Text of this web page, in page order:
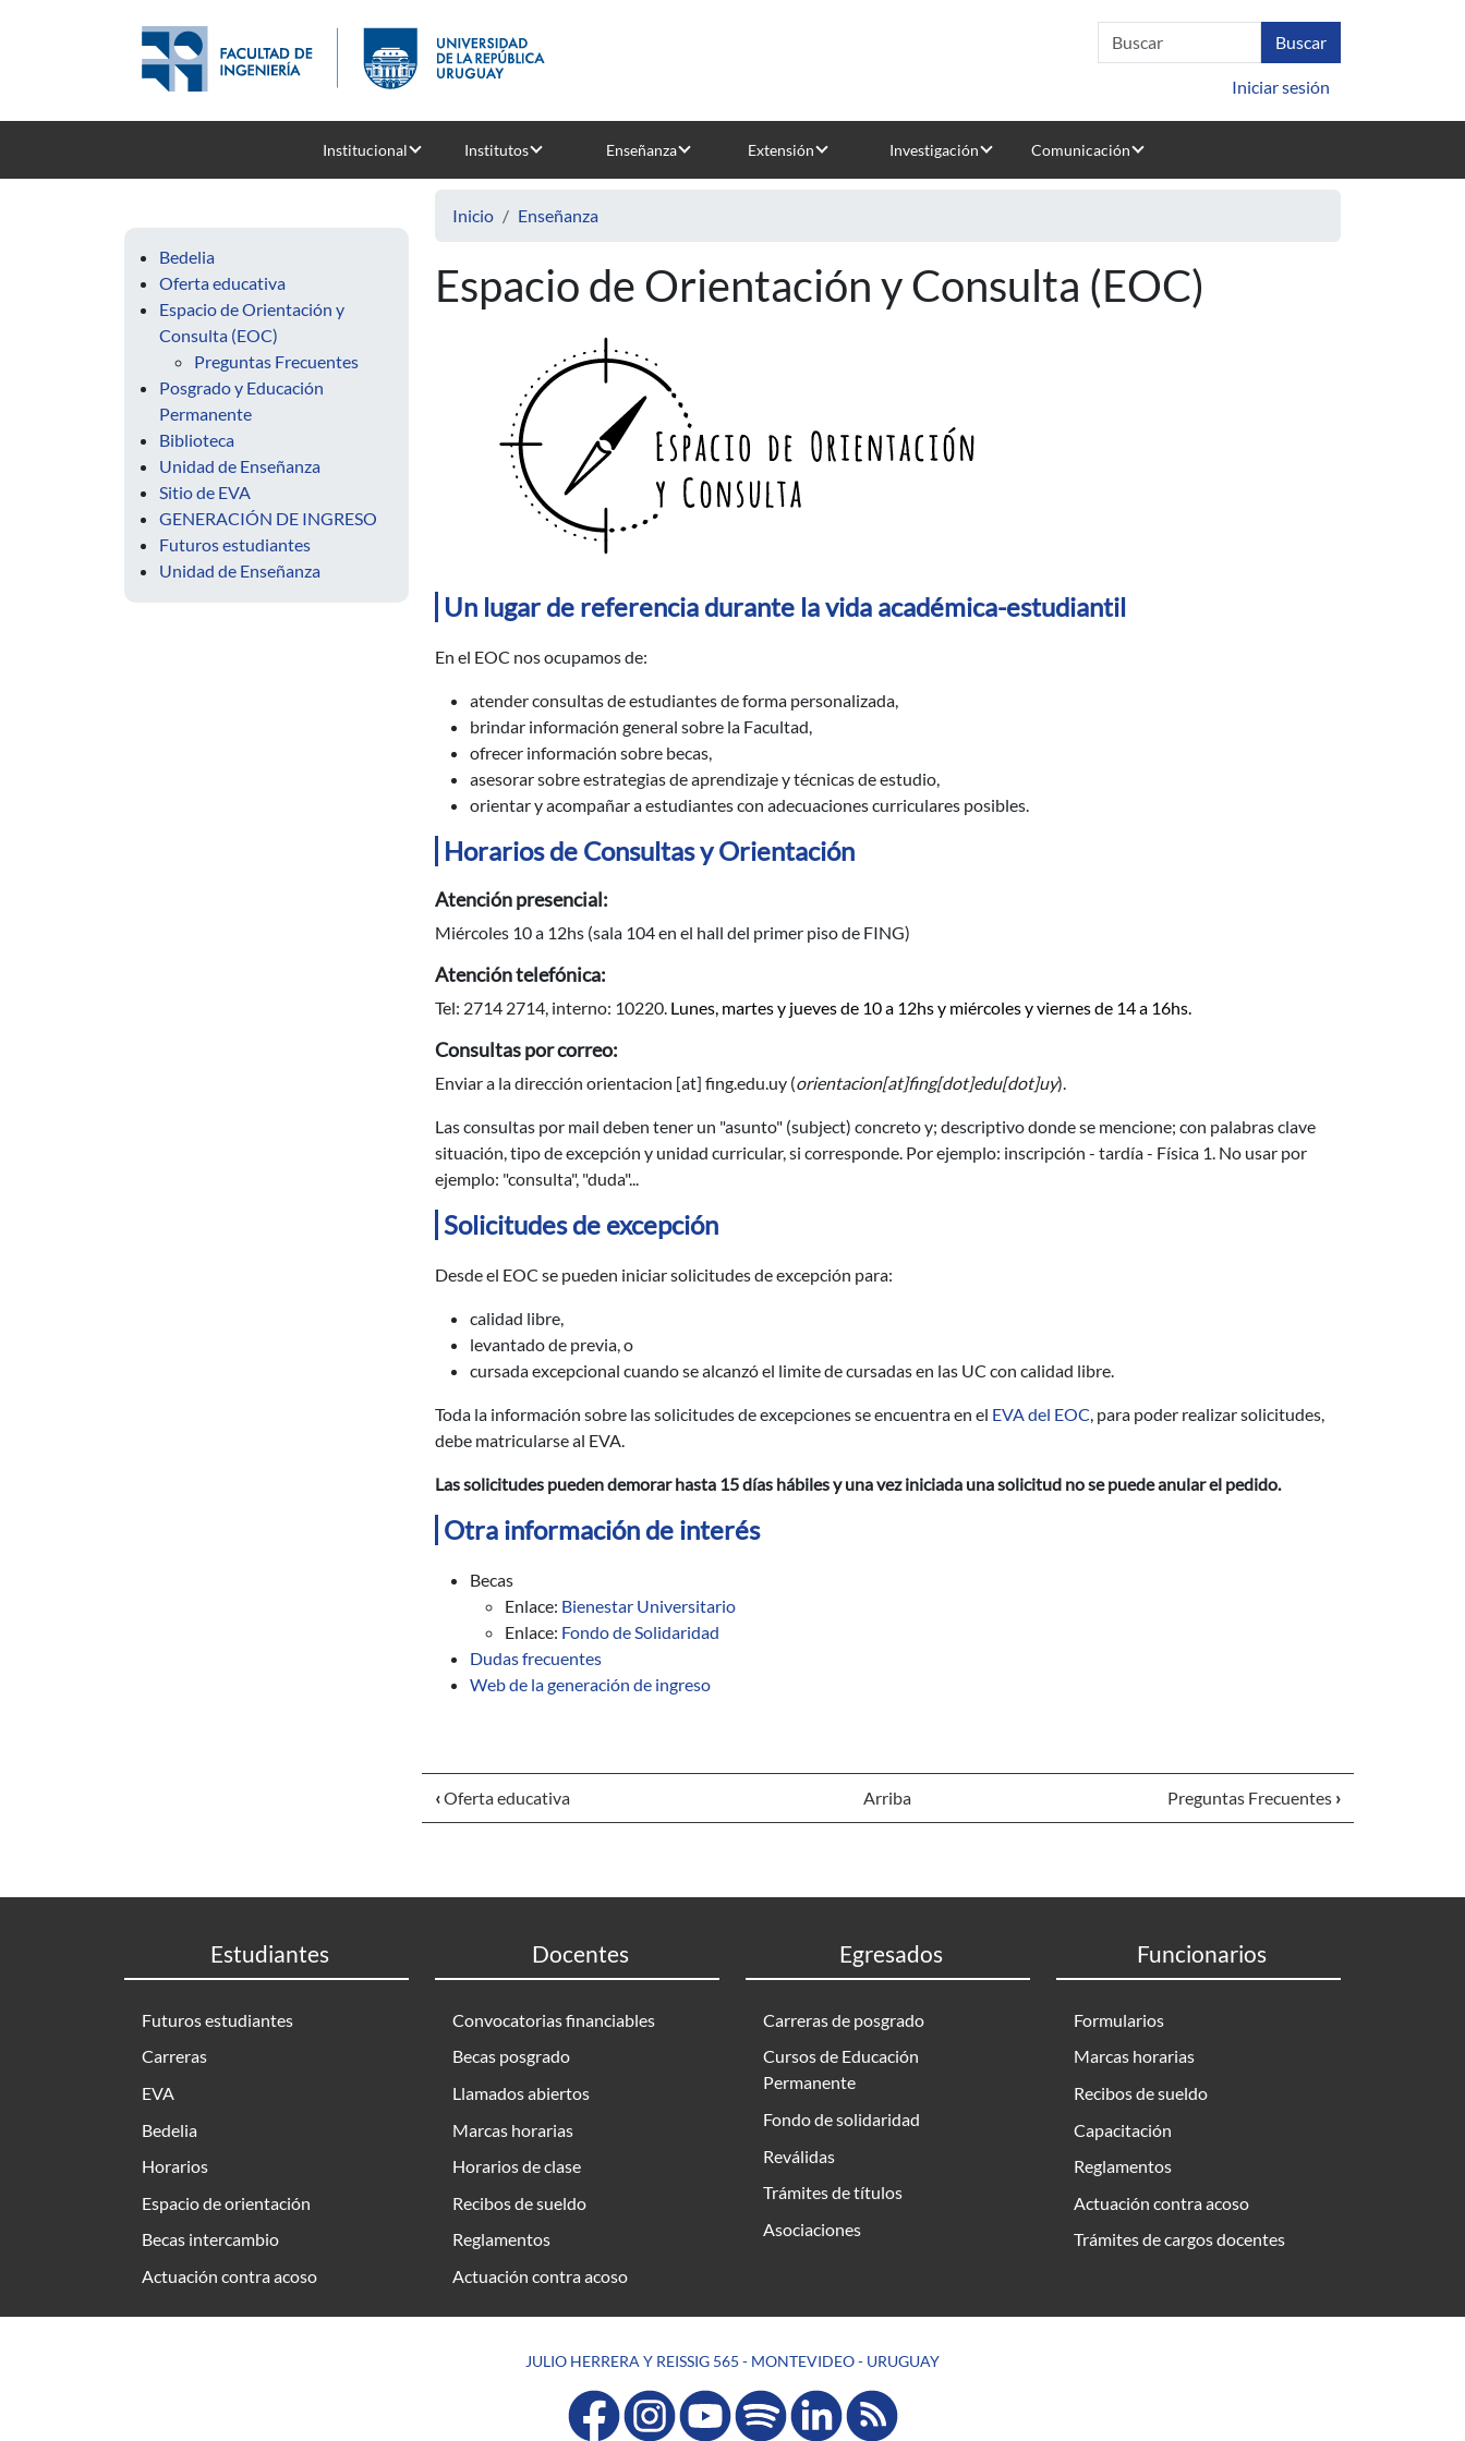
Iniciar sesión
Institucional Institutos Enseñanza Extensión Investigación Comunicación
Bedelia
Oferta educativa
Espacio de Orientación y
Consulta (EOC)
Preguntas Frecuentes
Posgrado y Educación
Permanente
Biblioteca
Unidad de Enseñanza
Sitio de EVA
GENERACIÓN DE INGRESO
Futuros estudiantes
Unidad de Enseñanza
Inicio Enseñanza
Espacio de Orientación y Consulta (EOC)
Un lugar de referencia durante la vida académica-estudiantil
En el EOC nos ocupamos de:
atender consultas de estudiantes de forma personalizada,
brindar información general sobre la Facultad,
ofrecer información sobre becas,
asesorar sobre estrategias de aprendizaje y técnicas de estudio,
orientar y acompañar a estudiantes con adecuaciones curriculares posibles.
Horarios de Consultas y Orientación
Atención presencial:
Miércoles 10 a 12hs (sala 104 en el hall del primer piso de FING)
Atención telefónica:
Tel: 2714 2714, interno: 10220. Lunes, martes y jueves de 10 a 12hs y miércoles y viernes de 14 a 16hs.
Consultas por correo:
Enviar a la dirección orientacion [at] fing.edu.uy (orientacion[at]fing[dot]edu[dot]uy).
Las consultas por mail deben tener un "asunto" (subject) concreto y; descriptivo donde se mencione; con palabras clave
situación, tipo de excepción y unidad curricular, si corresponde. Por ejemplo: inscripción - tardía - Física 1. No usar por
ejemplo: "consulta", "duda"...
Solicitudes de excepción
Desde el EOC se pueden iniciar solicitudes de excepción para:
calidad libre,
levantado de previa, o
cursada excepcional cuando se alcanzó el limite de cursadas en las UC con calidad libre.
Toda la información sobre las solicitudes de excepciones se encuentra en el EVA del EOC, para poder realizar solicitudes,
debe matricularse al EVA.
Las solicitudes pueden demorar hasta 15 días hábiles y una vez iniciada una solicitud no se puede anular el pedido.
Otra información de interés
Becas
Enlace: Bienestar Universitario
Enlace: Fondo de Solidaridad
Dudas frecuentes
Web de la generación de ingreso
‹Oferta educativa Arriba Preguntas Frecuentes ›
Estudiantes
Futuros estudiantes
Carreras
EVA
Bedelia
Horarios
Espacio de orientación
Becas intercambio
Actuación contra acoso
Docentes
Convocatorias financiables
Becas posgrado
Llamados abiertos
Marcas horarias
Horarios de clase
Recibos de sueldo
Reglamentos
Actuación contra acoso
Egresados
Carreras de posgrado
Cursos de Educación
Permanente
Fondo de solidaridad
Reválidas
Trámites de títulos
Asociaciones
Funcionarios
Formularios
Marcas horarias
Recibos de sueldo
Capacitación
Reglamentos
Actuación contra acoso
Trámites de cargos docentes
JULIO HERRERA Y REISSIG 565 - MONTEVIDEO - URUGUAY